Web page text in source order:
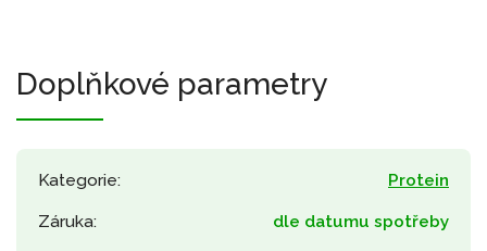
Doplňkové parametry
Kategorie: Protein
Záruka: dle datumu spotřeby